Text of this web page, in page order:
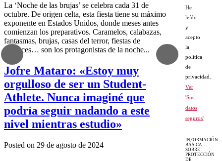
La ‘Noche de las brujas’ se celebra cada 31 de
octubre. De origen celta, esta fiesta tiene su máximo
exponente en Estados Unidos, donde meses antes
comienzan los preparativos. Caramelos, calabazas,
fantasmas, brujas, casas del terror, fiestas de
disfraces… son los protagonistas de la noche...
Jofre Mataro: «Estoy muy
orgulloso de ser un Student-
Athlete. Nunca imaginé que
podría seguir nadando a este
nivel mientras estudio»
Posted on 29 de agosto de 2024
He
leído
y
acepto
la
política
de
privacidad.
Ver
'Sus
datos
seguros'
INFORMACIÓN
BÁSICA
SOBRE
PROTECCIÓN
DE